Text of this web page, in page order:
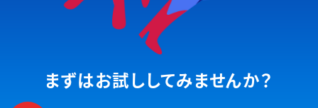
まずはお試ししてみませんか？